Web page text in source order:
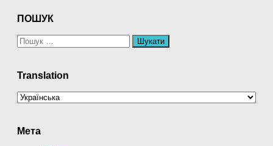
ПОШУК
Пошук:
Translation
Мета